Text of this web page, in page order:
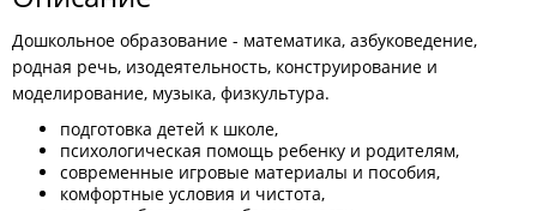
Дошкольное образование - математика, азбуковедение,
родная речь, изодеятельность, конструирование и
моделирование, музыка, физкультура.
подготовка детей к школе,
психологическая помощь ребенку и родителям,
современные игровые материалы и пособия,
комфортные условия и чистота,